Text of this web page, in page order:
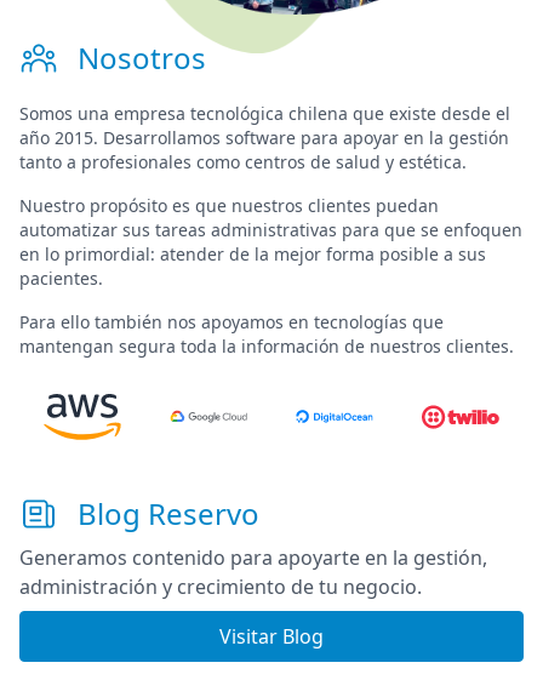
Nosotros
Somos una empresa tecnológica chilena que existe desde el
año 2015. Desarrollamos software para apoyar en la gestión
tanto a profesionales como centros de salud y estética.
Nuestro propósito es que nuestros clientes puedan
automatizar sus tareas administrativas para que se enfoquen
en lo primordial: atender de la mejor forma posible a sus
pacientes.
Para ello también nos apoyamos en tecnologías que
mantengan segura toda la información de nuestros clientes.
Blog Reservo
Generamos contenido para apoyarte en la gestión,
administración y crecimiento de tu negocio.
Visitar Blog